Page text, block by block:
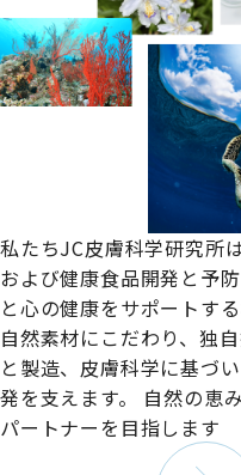
私たちJC皮膚科学研究所は
および健康食品開発と予
と心の健康をサポートす
自然素材にこだわり、独
と製造、皮膚科学に基づ
発を支えます。 自然の恵
パートナーを目指します